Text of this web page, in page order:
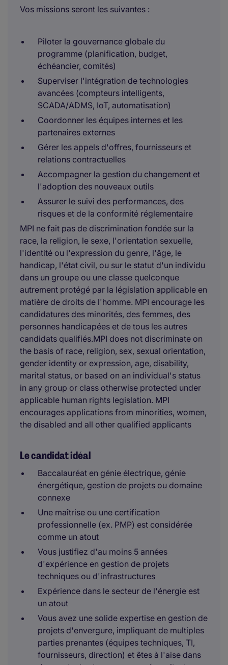
Vos missions seront les suivantes :
Piloter la gouvernance globale du
programme (planification, budget,
échéancier, comités)
Superviser l'intégration de technologies
avancées (compteurs intelligents,
SCADA/ADMS, IoT, automatisation)
Coordonner les équipes internes et les
partenaires externes
Gérer les appels d'offres, fournisseurs et
relations contractuelles
Accompagner la gestion du changement et
l'adoption des nouveaux outils
Assurer le suivi des performances, des
risques et de la conformité réglementaire
MPI ne fait pas de discrimination fondée sur la
race, la religion, le sexe, l'orientation sexuelle,
l'identité ou l'expression du genre, l'âge, le
handicap, l'état civil, ou sur le statut d'un individu
dans un groupe ou une classe quelconque
autrement protégé par la législation applicable en
matière de droits de l'homme. MPI encourage les
candidatures des minorités, des femmes, des
personnes handicapées et de tous les autres
candidats qualifiés.MPI does not discriminate on
the basis of race, religion, sex, sexual orientation,
gender identity or expression, age, disability,
marital status, or based on an individual's status
in any group or class otherwise protected under
applicable human rights legislation. MPI
encourages applications from minorities, women,
the disabled and all other qualified applicants
Le candidat idéal
Baccalauréat en génie électrique, génie
énergétique, gestion de projets ou domaine
connexe
Une maîtrise ou une certification
professionnelle (ex. PMP) est considérée
comme un atout
Vous justifiez d'au moins 5 années
d'expérience en gestion de projets
techniques ou d'infrastructures
Expérience dans le secteur de l'énergie est
un atout
Vous avez une solide expertise en gestion de
projets d'envergure, impliquant de multiples
parties prenantes (équipes techniques, TI,
fournisseurs, direction) et êtes à l'aise dans